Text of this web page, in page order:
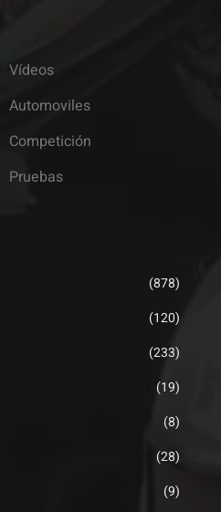
Vídeos
Automoviles
Competición
Pruebas
(878)
(120)
(233)
(19)
(8)
(28)
(9)